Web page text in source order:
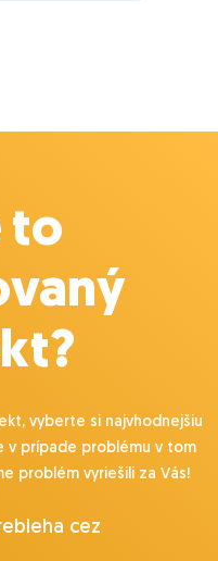
to
vyberte si najvhodnejšiu
v prípade problému v tom
problém vyriešili za Vás!
cez